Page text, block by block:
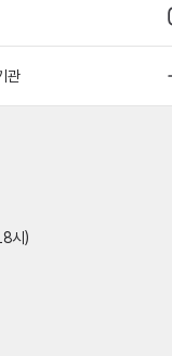
관
시)